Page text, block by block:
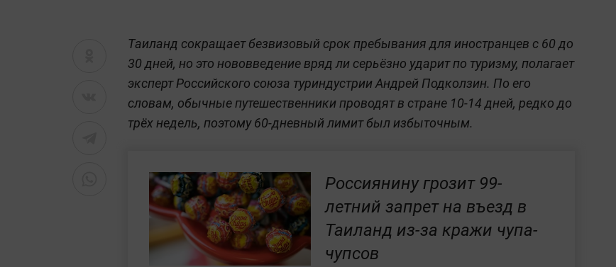
Таиланд сокращает безвизовый срок пребывания для иностранцев с 60 до
30 дней, но это нововведение вряд ли серьёзно ударит по туризму, полагает
эксперт Российского союза туриндустрии Андрей Подколзин. По его
словам, обычные путешественники проводят в стране 10-14 дней, редко до
трёх недель, поэтому 60-дневный лимит был избыточным.
Россиянину грозит 99-
летний запрет на въезд в
Таиланд из-за кражи чупа-
чупсов